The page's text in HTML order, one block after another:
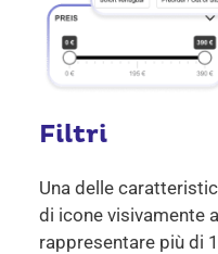
Filtri
Una delle
di icone visivamente
rappresentare più di